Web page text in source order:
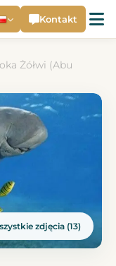
Kontakt
Żółwi (Abu
zdjęcia (13)